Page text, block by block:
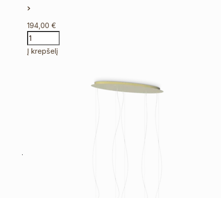
194,00€
Į krepšelį